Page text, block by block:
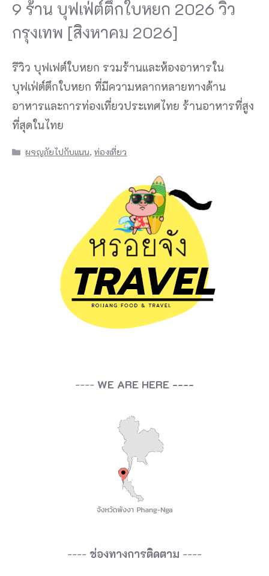
9 ร้าน บุฟเฟ่ต์ตึกใบหยก 2026 วิว
กรุงเทพ [สิงหาคม 2026]
รีวิว บุฟเฟต์ใบหยก รวมร้านและห้องอาหารใน
บุฟเฟ่ต์ตึกใบหยก ที่มีความหลากหลายทางด้าน
อาหารและการท่องเที่ยวประเทศไทย ร้านอาหารที่สูง
ที่สุดในไทย
Categories
ผจญภัยไปกับแนน,ท่องเที่ยว
---- WE ARE HERE ----
---- ช่องทางการติดตาม ----